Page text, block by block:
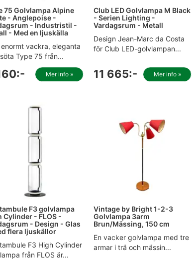
75 Golvlampa Alpine
- Anglepoise -
- Industristil -
- Med en ljuskälla
enormt vackra, eleganta
Type 75 från...
Mer info »
Club LED Golvlampa M Black
- Serien Lighting -
Vardagsrum - Metall
Design Jean-Marc da Costa
för Club LED-golvlampan...
11 665:- Mer info »
F3 golvlampa
Cylinder - FLOS -
- Design - Glas
flera ljuskällor
F3 High Cylinder
från FLOS är...
Vintage by Bright 1-2-3
Golvlampa 3arm
Brun/Mässing, 150 cm
En vacker golvlampa med tre
armar i trä och mässin...